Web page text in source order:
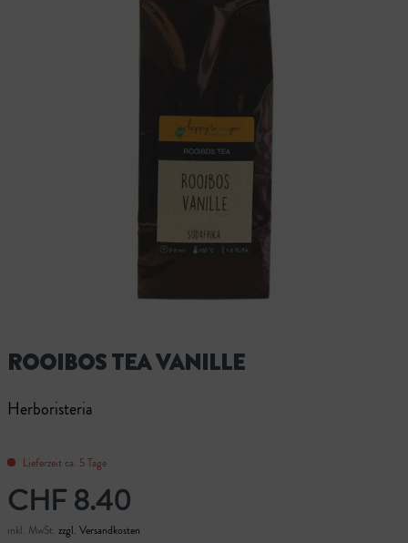
ROOIBOS TEA VANILLE
Herboristeria
Lieferzeit ca. 5 Tage
CHF 8.40
inkl. MwSt. zzgl. Versandkosten